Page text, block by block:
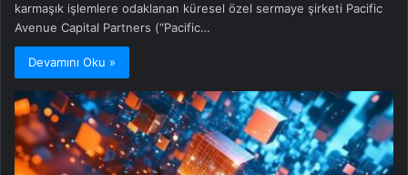
karmaşık işlemlere odaklanan küresel özel sermaye şirketi Pacific
Avenue Capital Partners (“Pacific…
Devamını Oku »